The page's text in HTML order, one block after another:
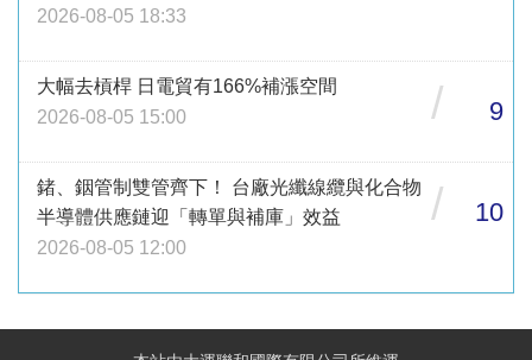
2026-08-05 18:33
大幅去槓桿 日電貿有166%補漲空間
2026-08-05 15:00
/ 9
鍺、銦管制雙管齊下！ 台廠光纖線纜與化合物
半導體供應鏈迎「轉單與補庫」效益
2026-08-05 12:00
/ 10